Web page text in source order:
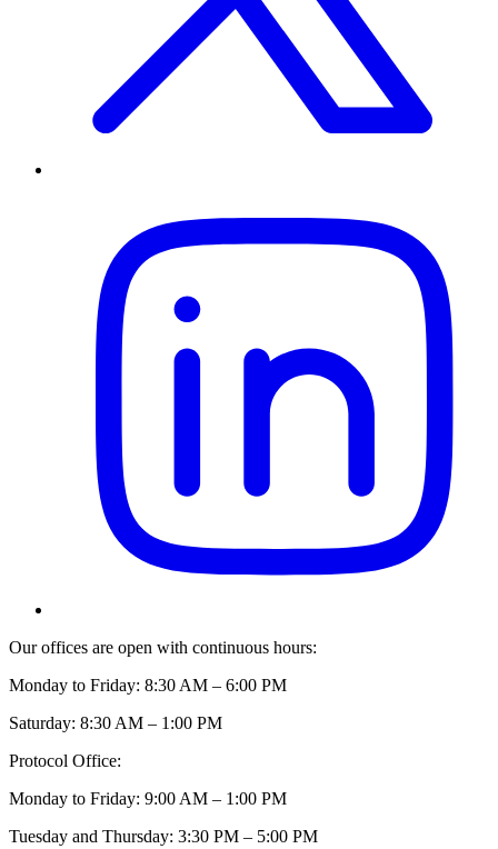
Our offices are open with continuous hours:
Monday to Friday: 8:30 AM – 6:00 PM
Saturday: 8:30 AM – 1:00 PM
Protocol Office:
Monday to Friday: 9:00 AM – 1:00 PM
Tuesday and Thursday: 3:30 PM – 5:00 PM